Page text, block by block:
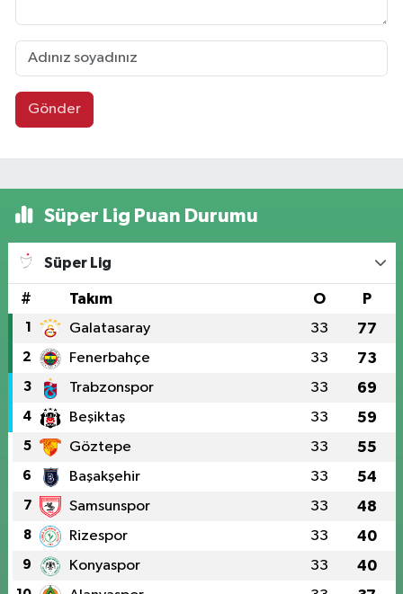
Gönder
Süper Lig Puan Durumu
Süper Lig
# Takım O P
1 Galatasaray 33 77
2 Fenerbahçe 33 73
3 Trabzonspor 33 69
4 Beşiktaş 33 59
5 Göztepe 33 55
6 Başakşehir 33 54
7 Samsunspor 33 48
8 Rizespor 33 40
9 Konyaspor 33 40